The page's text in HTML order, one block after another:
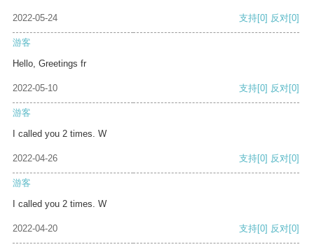
2022-05-24 支持[0] 反对[0]
游客
Hello, Greetings fr
2022-05-10 支持[0] 反对[0]
游客
I called you 2 times. W
2022-04-26 支持[0] 反对[0]
游客
I called you 2 times. W
2022-04-20 支持[0] 反对[0]